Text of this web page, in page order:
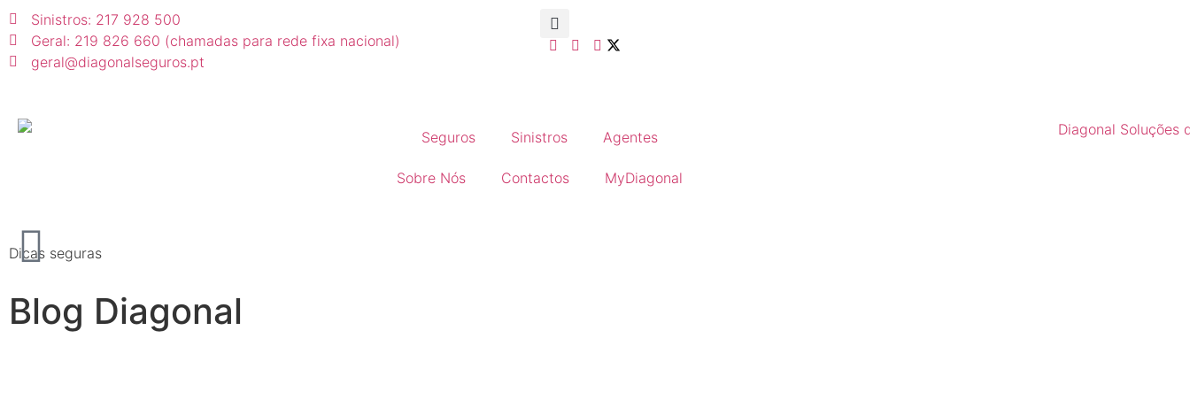
Sinistros: 217 928 500
Geral: 219 826 660 (chamadas para rede fixa nacional)
geral@diagonalseguros.pt
Seguros Sinistros Agentes
Sobre Nós Contactos MyDiagonal
Dicas seguras
Blog Diagonal